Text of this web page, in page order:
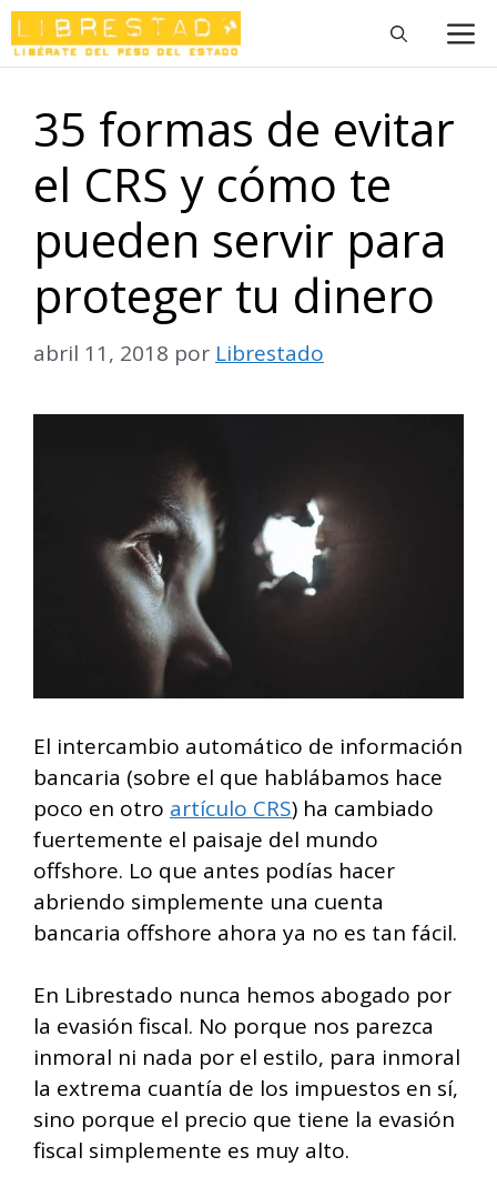
Saltar
al
contenido
35 formas de evitar
el CRS y cómo te
pueden servir para
proteger tu dinero
abril 11, 2018 por Librestado
El intercambio automático de información
bancaria (sobre el que hablábamos hace
poco en otro artículo CRS) ha cambiado
fuertemente el paisaje del mundo
offshore. Lo que antes podías hacer
abriendo simplemente una cuenta
bancaria offshore ahora ya no es tan fácil.
En Librestado nunca hemos abogado por
la evasión fiscal. No porque nos parezca
inmoral ni nada por el estilo, para inmoral
la extrema cuantía de los impuestos en sí,
sino porque el precio que tiene la evasión
fiscal simplemente es muy alto.